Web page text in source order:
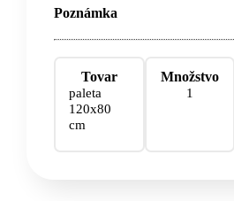
Poznámka
Tovar
paleta
120x80
cm
Množstvo
1